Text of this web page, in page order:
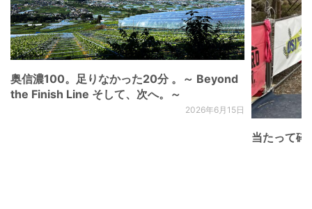
奥信濃100。足りなかった20分 。～ Beyond
the Finish Line そして、次へ。～
2026年6月15日
当たって砕